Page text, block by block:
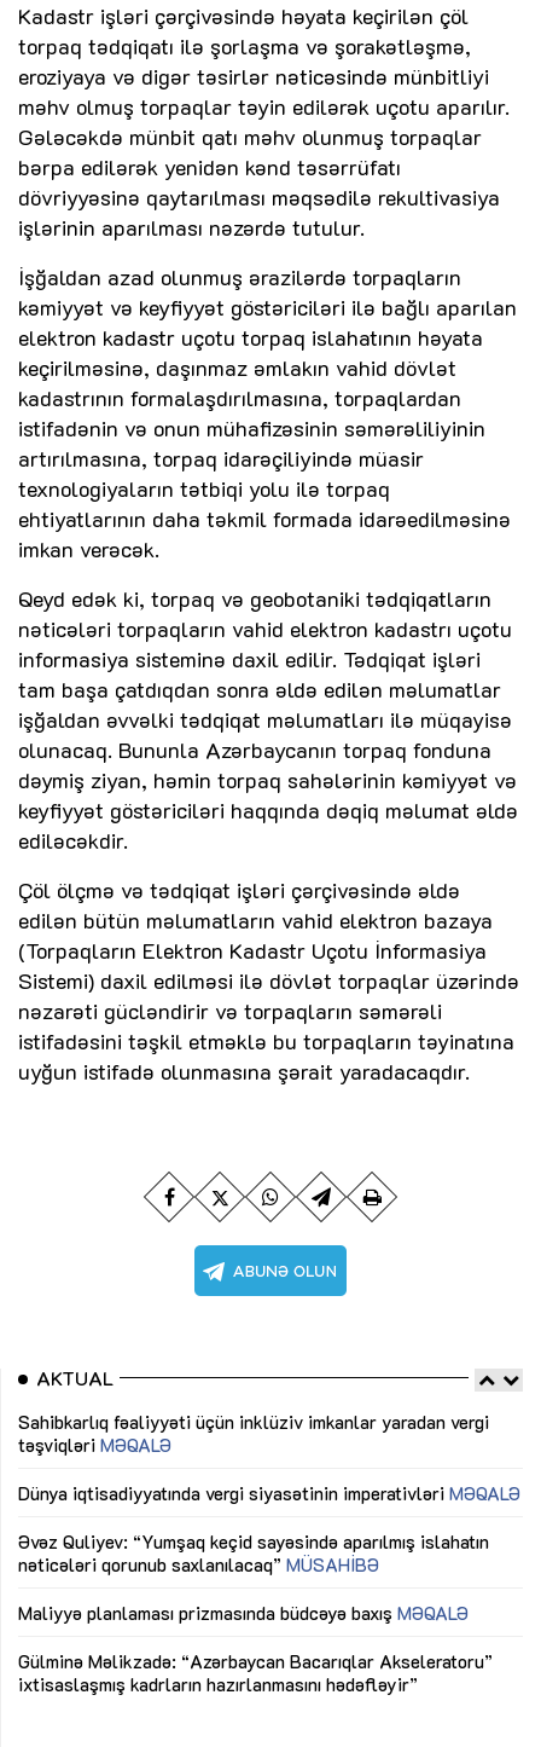
Kadastr işləri çərçivəsində həyata keçirilən çöl
torpaq tədqiqatı ilə şorlaşma və şorakətləşmə,
eroziyaya və digər təsirlər nəticəsində münbitliyi
məhv olmuş torpaqlar təyin edilərək uçotu aparılır.
Gələcəkdə münbit qatı məhv olunmuş torpaqlar
bərpa edilərək yenidən kənd təsərrüfatı
dövriyyəsinə qaytarılması məqsədilə rekultivasiya
işlərinin aparılması nəzərdə tutulur.
İşğaldan azad olunmuş ərazilərdə torpaqların
kəmiyyət və keyfiyyət göstəriciləri ilə bağlı aparılan
elektron kadastr uçotu torpaq islahatının həyata
keçirilməsinə, daşınmaz əmlakın vahid dövlət
kadastrının formalaşdırılmasına, torpaqlardan
istifadənin və onun mühafizəsinin səmərəliliyinin
artırılmasına, torpaq idarəçiliyində müasir
texnologiyaların tətbiqi yolu ilə torpaq
ehtiyatlarının daha təkmil formada idarəedilməsinə
imkan verəcək.
Qeyd edək ki, torpaq və geobotaniki tədqiqatların
nəticələri torpaqların vahid elektron kadastrı uçotu
informasiya sisteminə daxil edilir. Tədqiqat işləri
tam başa çatdıqdan sonra əldə edilən məlumatlar
işğaldan əvvəlki tədqiqat məlumatları ilə müqayisə
olunacaq. Bununla Azərbaycanın torpaq fonduna
dəymiş ziyan, həmin torpaq sahələrinin kəmiyyət və
keyfiyyət göstəriciləri haqqında dəqiq məlumat əldə
ediləcəkdir.
Çöl ölçmə və tədqiqat işləri çərçivəsində əldə
edilən bütün məlumatların vahid elektron bazaya
(Torpaqların Elektron Kadastr Uçotu İnformasiya
Sistemi) daxil edilməsi ilə dövlət torpaqlar üzərində
nəzarəti gücləndirir və torpaqların səmərəli
istifadəsini təşkil etməklə bu torpaqların təyinatına
uyğun istifadə olunmasına şərait yaradacaqdır.
AKTUAL
Sahibkarlıq fəaliyyəti üçün inklüziv imkanlar yaradan vergi
təşviqləri MƏQALƏ
Dünya iqtisadiyyatında vergi siyasətinin imperativləri MƏQALƏ
Əvəz Quliyev: “Yumşaq keçid sayəsində aparılmış islahatın
nəticələri qorunub saxlanılacaq” MÜSAHİBƏ
Maliyyə planlaması prizmasında büdcəyə baxış MƏQALƏ
Gülminə Məlikzadə: “Azərbaycan Bacarıqlar Akseleratoru”
ixtisaslaşmış kadrların hazırlanmasını hədəfləyir”